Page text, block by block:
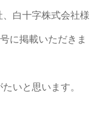
白十字株式会社様
に掲載いただきま
いと思います。